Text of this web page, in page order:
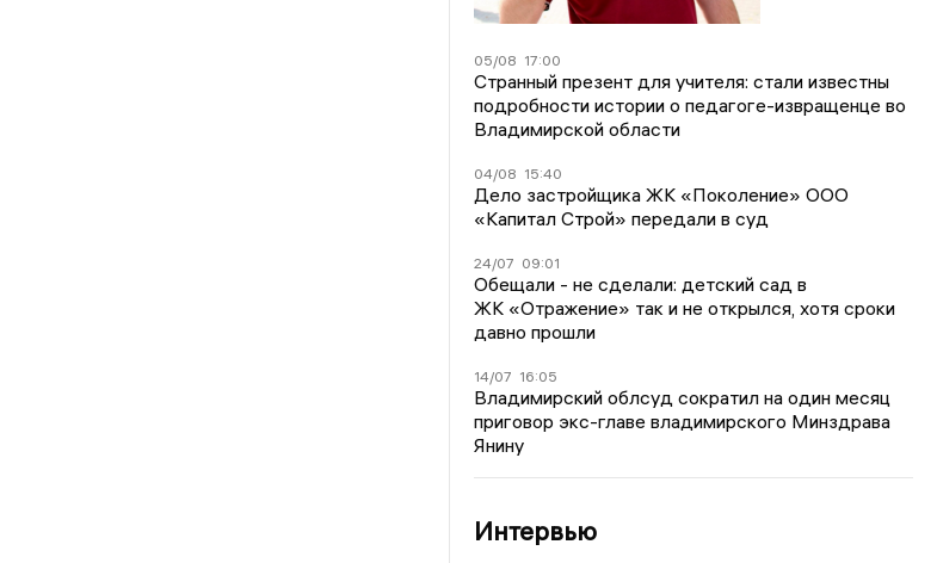
05/08 17:00
Странный презент для учителя: стали известны
подробности истории о педагоге-извращенце во
Владимирской области
04/08 15:40
Дело застройщика ЖК «Поколение» ООО
«Капитал Строй» передали в суд
24/07 09:01
Обещали - не сделали: детский сад в
ЖК «Отражение» так и не открылся, хотя сроки
давно прошли
14/07 16:05
Владимирский облсуд сократил на один месяц
приговор экс-главе владимирского Минздрава
Янину
Интервью